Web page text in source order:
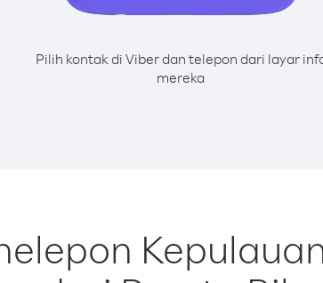
Pilih kontak di Viber dan telepon dari layar
mereka